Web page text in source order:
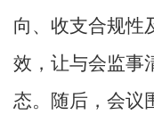
向、收支合规性
效，让与会监事
态。随后，会议